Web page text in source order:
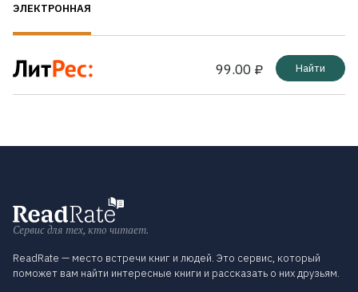
ЭЛЕКТРОННАЯ
99.00 ₽ Найти
Сервис для тех, кто читает.
ReadRate — место встречи книг и людей. Это сервис, который
поможет вам найти интересные книги и рассказать о них друзьям.